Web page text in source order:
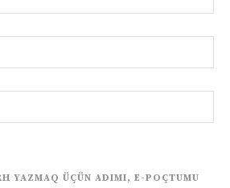
YAZMAQ ÜÇÜN ADIMI, E-POÇTUMU